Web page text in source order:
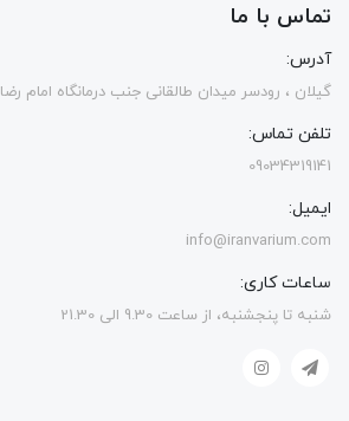
تماس با ما
آدرس:
گیلان ، رودسر میدان طالقانی جنب درمانگاه امام رضا
تلفن تماس:
09034319141
ایمیل:
info@iranvarium.com
ساعات کاری:
شنبه تا پنجشنبه، از ساعت 9.30 الی 21.30